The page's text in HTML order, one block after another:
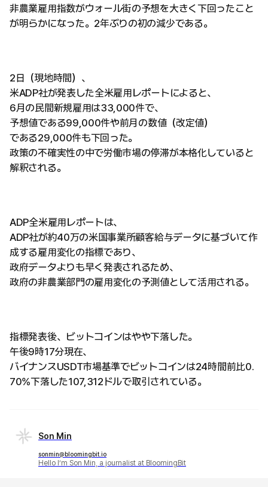
非農業雇用指数がウォール街の予想を大きく下回ったこと
が明らかになった。2年ぶりの初の減少である。
2日（現地時間）、
米ADP社が発表した全米雇用レポートによると、
6月の民間新規雇用は33,000件で、
予想値である99,000件や前月の数値（改定値）
である29,000件も下回った。
政策の不確実性の中で労働市場の停滞が本格化していると
解釈される。
ADP全米雇用レポートは、
ADP社が約40万の米国事業所顧客給与データに基づいて作
成する雇用変化の指標であり、
政府データよりも早く発表されるため、
政府の非農業部門の雇用変化の予測値として活用される。
指標発表後、ビットコインはやや下落した。
午後9時17分現在、
バイナンスUSDT市場基準でビットコインは24時間前比0.
70%下落した107,312ドルで取引されている。
Son Min
sonmin@bloomingbit.io
Hello I’m Son Min, a journalist at BloomingBit